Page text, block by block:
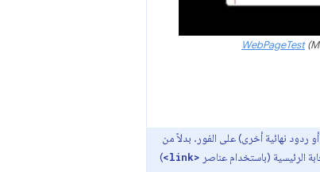
WebPageTest
في الموضوع، يُرجى العِلم أنّ الإشارات المبكّرة ليست مفيدة إذا كان بإمكان خادمك إرسال رمز الخطأ 200 (أو ردود نهائية أخرى) على الفور. بدلاً من
الرئيسية (باستخدام عناصر <link>
)